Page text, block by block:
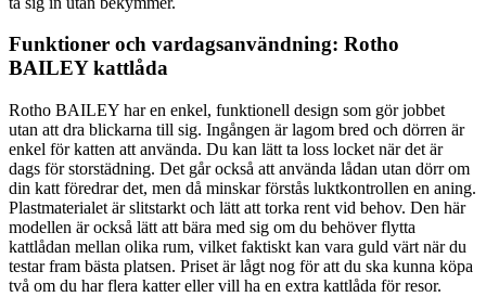
Funktioner och vardagsanvändning: Rotho
BAILEY kattlåda
Rotho BAILEY har en enkel, funktionell design som gör jobbet
utan att dra blickarna till sig. Ingången är lagom bred och dörren är
enkel för katten att använda. Du kan lätt ta loss locket när det är
dags för storstädning. Det går också att använda lådan utan dörr om
din katt föredrar det, men då minskar förstås luktkontrollen en aning.
Plastmaterialet är slitstarkt och lätt att torka rent vid behov. Den här
modellen är också lätt att bära med sig om du behöver flytta
kattlådan mellan olika rum, vilket faktiskt kan vara guld värt när du
testar fram bästa platsen. Priset är lågt nog för att du ska kunna köpa
två om du har flera katter eller vill ha en extra kattlåda för resor.